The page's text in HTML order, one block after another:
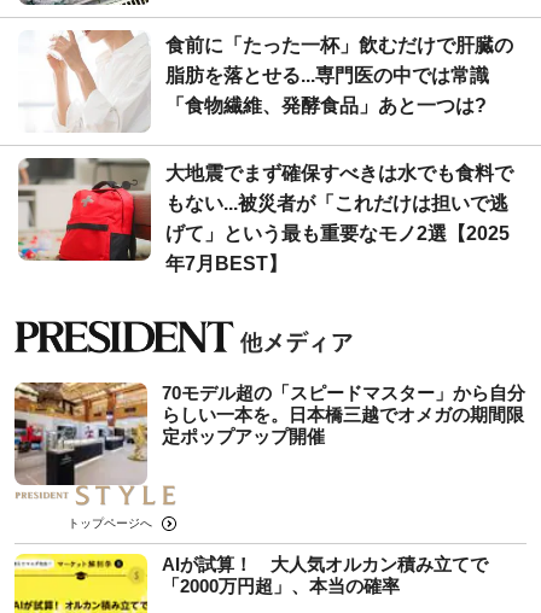
食前に「たった一杯」飲むだけで肝臓の
脂肪を落とせる...専門医の中では常識
「食物繊維、発酵食品」あと一つは?
大地震でまず確保すべきは水でも食料で
もない...被災者が「これだけは担いで逃
げて」という最も重要なモノ2選【2025
年7月BEST】
70モデル超の「スピードマスター」から自分
らしい一本を。日本橋三越でオメガの期間限
定ポップアップ開催
トップページへ
AIが試算！ 大人気オルカン積み立てで
「2000万円超」、本当の確率